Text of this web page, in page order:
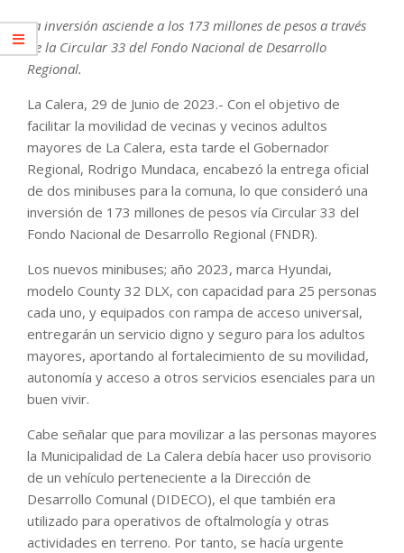
La inversión asciende a los 173 millones de pesos a través
de la Circular 33 del Fondo Nacional de Desarrollo
Regional.
La Calera, 29 de Junio de 2023.- Con el objetivo de
facilitar la movilidad de vecinas y vecinos adultos
mayores de La Calera, esta tarde el Gobernador
Regional, Rodrigo Mundaca, encabezó la entrega oficial
de dos minibuses para la comuna, lo que consideró una
inversión de 173 millones de pesos vía Circular 33 del
Fondo Nacional de Desarrollo Regional (FNDR).
Los nuevos minibuses; año 2023, marca Hyundai,
modelo County 32 DLX, con capacidad para 25 personas
cada uno, y equipados con rampa de acceso universal,
entregarán un servicio digno y seguro para los adultos
mayores, aportando al fortalecimiento de su movilidad,
autonomía y acceso a otros servicios esenciales para un
buen vivir.
Cabe señalar que para movilizar a las personas mayores
la Municipalidad de La Calera debía hacer uso provisorio
de un vehículo perteneciente a la Dirección de
Desarrollo Comunal (DIDECO), el que también era
utilizado para operativos de oftalmología y otras
actividades en terreno. Por tanto, se hacía urgente